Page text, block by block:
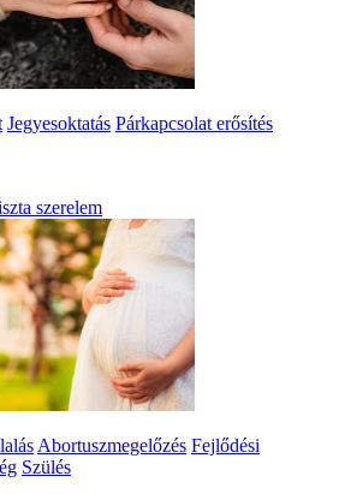
Jegyesoktatás Párkapcsolat erősítés
szerelem
Abortuszmegelőzés Fejlődési
Szülés